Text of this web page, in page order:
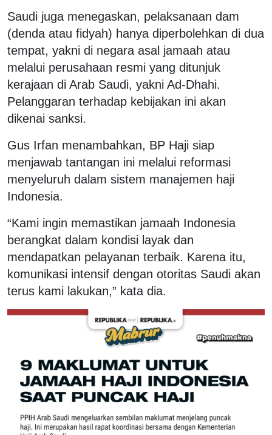
Saudi juga menegaskan, pelaksanaan dam
(denda atau fidyah) hanya diperbolehkan di dua
tempat, yakni di negara asal jamaah atau
melalui perusahaan resmi yang ditunjuk
kerajaan di Arab Saudi, yakni Ad-Dhahi.
Pelanggaran terhadap kebijakan ini akan
dikenai sanksi.
Gus Irfan menambahkan, BP Haji siap
menjawab tantangan ini melalui reformasi
menyeluruh dalam sistem manajemen haji
Indonesia.
“Kami ingin memastikan jamaah Indonesia
berangkat dalam kondisi layak dan
mendapatkan pelayanan terbaik. Karena itu,
komunikasi intensif dengan otoritas Saudi akan
terus kami lakukan,” kata dia.